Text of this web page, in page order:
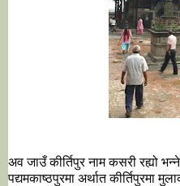
अव जाउँ कीर्तिपुर नाम कसरी रह्यो
पद्यमकाष्ठपुरमा अर्थात कीर्तिपुरमा